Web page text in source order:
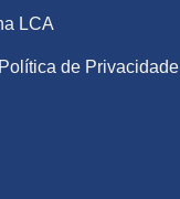
LCA
de Privacidade